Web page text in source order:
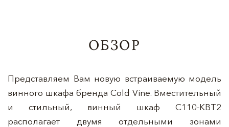
ОБЗОР
Представляем Вам новую встраиваемую модель
винного шкафа бренда Cold Vine. Вместительный
и стильный, винный шкаф C110-KBT2
располагает двумя отдельными зонами